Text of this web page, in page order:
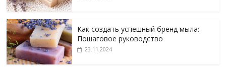
Как создать успешный бренд мыла:
Пошаговое руководство
23.11.2024